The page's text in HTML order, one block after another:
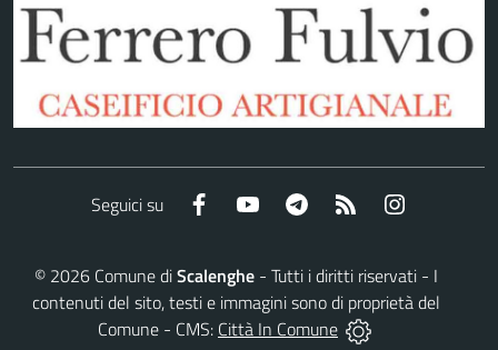
Seguici su Facebook YouTube Telegram RSS
© 2026Comune diScalenghe- Tutti i diritti riservati - I
contenuti del sito, testi e immagini sono di proprietà del
Comune - CMS: Città In Comune